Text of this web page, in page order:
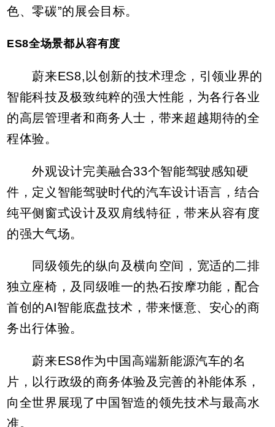
色、零碳”的展会目标。
ES8全场景都从容有度
蔚来ES8,以创新的技术理念，引领业界的
智能科技及极致纯粹的强大性能，为各行各业
的高层管理者和商务人士，带来超越期待的全
程体验。
外观设计完美融合33个智能驾驶感知硬
件，定义智能驾驶时代的汽车设计语言，结合
纯平侧窗式设计及双肩线特征，带来从容有度
的强大气场。
同级领先的纵向及横向空间，宽适的二排
独立座椅，及同级唯一的热石按摩功能，配合
首创的AI智能底盘技术，带来惬意、安心的商
务出行体验。
蔚来ES8作为中国高端新能源汽车的名
片，以行政级的商务体验及完善的补能体系，
向全世界展现了中国智造的领先技术与最高水
准。